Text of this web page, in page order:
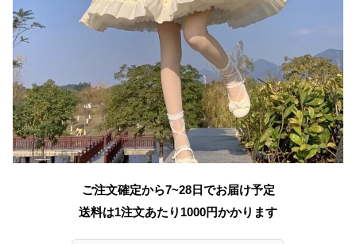
ご注文確定から7~28日でお届け予定
送料は1注文あたり 1000円かかります